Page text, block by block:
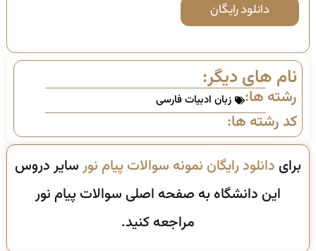
دانلود رایگان
نام های دیگر:
رشته ها: زبان ادبیات فارسی
کد رشته ها:
برای دانلود رایگان نمونه سوالات پیام نورسایر دروس
این دانشگاه به صفحه اصلی سوالات پیام نور
مراجعه کنید.